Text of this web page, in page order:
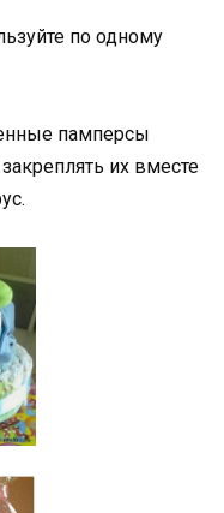
по одному
памперсы
их вместе